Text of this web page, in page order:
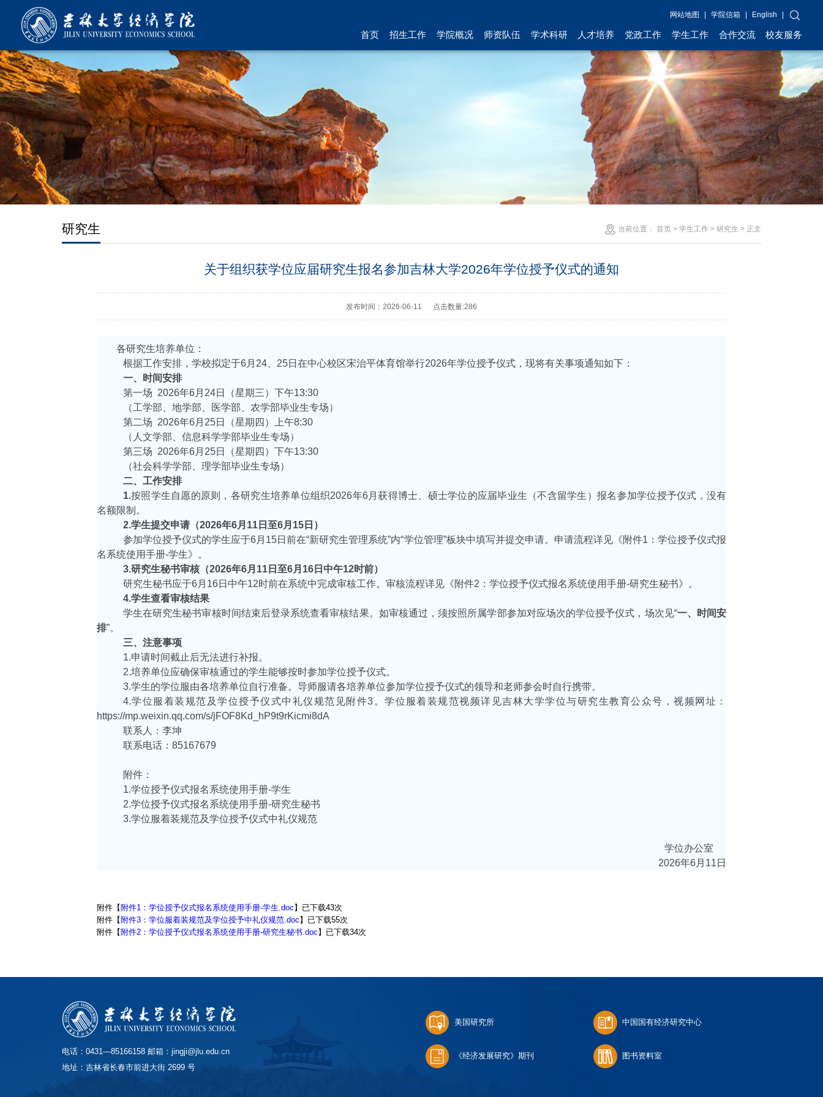
网站地图 学院信箱 English
首页 招生工作 学院概况 师资队伍 学术科研 人才培养 党政工作 学生工作 合作交流 校友服务
当前位置：首页 >学生工作 >研究生 > 正文
研究生
关于组织获学位应届研究生报名参加吉林大学2026年学位授予仪式的通知
发布时间：2026-06-11 点击数量:286
各研究生培养单位：
根据工作安排，学校拟定于6月24、 25日在中心校区宋治平体育馆举行2026年学位授予仪式，现将有关事项通知如下：
一、时间安排
第一场 2026年6月24日（星期三）下午13:30
（工学部、地学部、医学部、农学部毕业生专场）
第二场 2026年6月25日（星期四）上午8:30
（人文学部、信息科学学部毕业生专场）
第三场 2026年6月25日（星期四）下午13:30
（社会科学学部、理学部毕业生专场）
二、工作安排
1.按照学生自愿的原则，各研究生培养单位组织2026年6月获得博士、硕士学位的应届毕业生（不含留学生）报名参加学位授予仪式，没有
名额限制。
2.学生提交申请（2026年6月11日至6月15日）
参加学位授予仪式的学生应于6月15日前在“新研究生管理系统”内“学位管理”板块中填写并提交申请。申请流程详见《附件1：学位授予仪式报
名系统使用手册-学生》。
3.研究生秘书审核（2026年6月11日至6月16日中午12时前）
研究生秘书应于6月16日中午12时前在系统中完成审核工作。审核流程详见《附件2：学位授予仪式报名系统使用手册-研究生秘书》。
4.学生查看审核结果
学生在研究生秘书审核时间结束后登录系统查看审核结果。如审核通过，须按照所属学部参加对应场次的学位授予仪式，场次见“一、时间安
排”。
三、注意事项
1.申请时间截止后无法进行补报。
2.培养单位应确保审核通过的学生能够按时参加学位授予仪式。
3.学生的学位服由各培养单位自行准备。导师服请各培养单位参加学位授予仪式的领导和老师参会时自行携带。
4.学位服着装规范及学位授予仪式中礼仪规范见附件3。学位服着装规范视频详见吉林大学学位与研究生教育公众号，视频网址：
https://mp.weixin.qq.com/s/jFOF8Kd_hP9t9rKicmi8dA
联系人：李坤
联系电话： 85167679
附件：
1.学位授予仪式报名系统使用手册-学生
2.学位授予仪式报名系统使用手册-研究生秘书
3.学位服着装规范及学位授予仪式中礼仪规范
学位办公室
2026年6月11 日
附件【 附件1：学位授予仪式报名系统使用手册-学生.doc 】已下载43次
附件【 附件3：学位服着装规范及学位授予中礼仪规范.doc 】已下载55次
附件【 附件2：学位授予仪式报名系统使用手册-研究生秘书.doc 】已下载34次
美国研究所 中国国有经济研究中心
《经济发展研究》期刊 图书资料室
电话：0431—85166158 邮箱：jingji@jlu.edu.cn
地址：吉林省长春市前进大街 2699 号